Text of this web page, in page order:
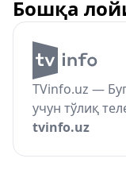
Бошқа
TVinfo.uz —
учун тўлиқ
tvinfo.uz